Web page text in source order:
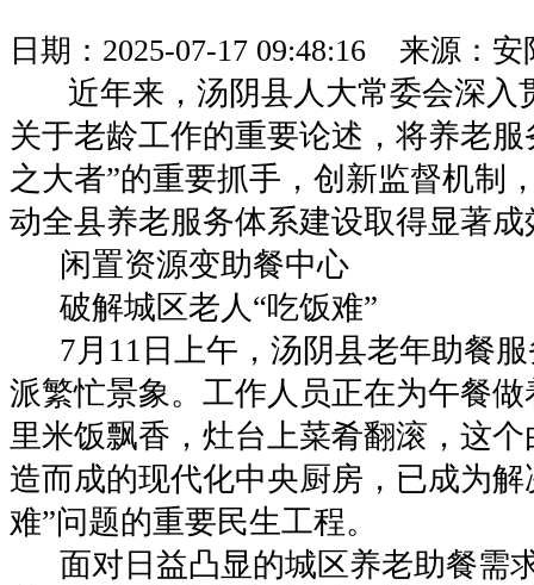
日期：2025-07-17 09:48:16 来源：
近年来，汤阴县人大常委会深入
关于老龄工作的重要论述，将养老
之大者”的重要抓手，创新监督机制
动全县养老服务体系建设取得显著成
闲置资源变助餐中心
破解城区老人“吃饭难”
7月11日上午，汤阴县老年助餐服
派繁忙景象。工作人员正在为午餐
里米饭飘香，灶台上菜肴翻滚，这
造而成的现代化中央厨房，已成为解
难”问题的重要民生工程。
面对日益凸显的城区养老助餐需